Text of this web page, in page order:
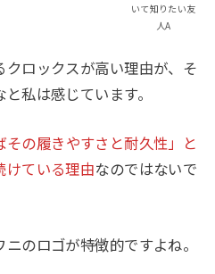
いて知りたい友
人A
ロックスが高い理由が、そ
私は感じています。
その履きやすさと耐久性」と
けている理由なのではないで
のロゴが特徴的ですよね。